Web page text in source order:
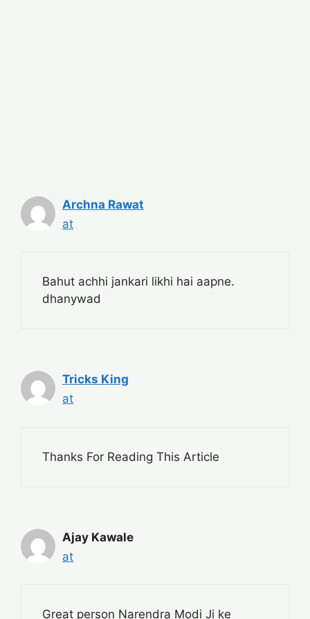
Archna Rawat
at
Bahut achhi jankari likhi hai aapne.
dhanywad
Tricks King
at
Thanks For Reading This Article
Ajay Kawale
at
Great person Narendra Modi Ji ke